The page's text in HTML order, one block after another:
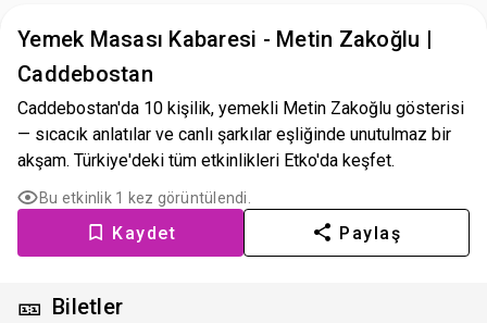
Yemek Masası Kabaresi - Metin Zakoğlu |
Caddebostan
Caddebostan'da 10 kişilik, yemekli Metin Zakoğlu gösterisi
— sıcacık anlatılar ve canlı şarkılar eşliğinde unutulmaz bir
akşam. Türkiye'deki tüm etkinlikleri Etko'da keşfet.
Bu etkinlik 1 kez görüntülendi.
Kaydet Paylaş
🎫 Biletler